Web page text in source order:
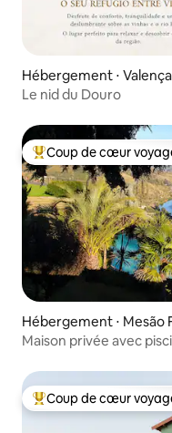
Hébergement ⋅
Le nid du Douro
Coups de cœur
Coup de cœur
Hébergement ⋅ Mesão
Maison privée avec
Coups de cœur
Coup de cœur